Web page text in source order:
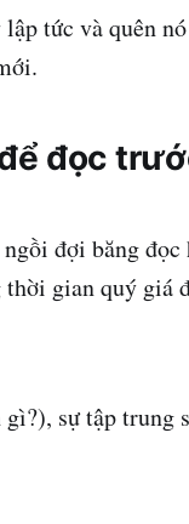
tức và quên
đọc
đợi băng đọc
gian quý giá
sự tập trung